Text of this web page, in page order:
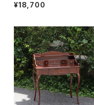
¥18,700